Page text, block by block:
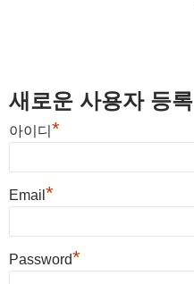
새로운 사용자 등록
아이디 *
Email *
Password*